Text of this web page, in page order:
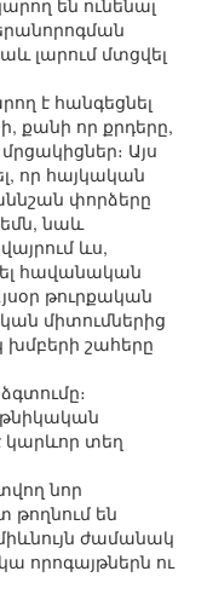
են ունենալ
լարում մտցվել
է հանգեցնել
քանի որ քրդերը,
Այս
որ հայկական
փորձերը
նաև
ևս,
հավանական
թուրքական
միտումներից
շահերը
կարևոր տեղ
նոր
թողնում են
ժամանակ
որոգայթներն ու